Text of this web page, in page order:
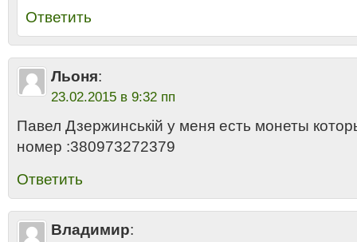
Ответить
Льоня:
23.02.2015 в 9:32 пп
Павел Дзержинській у меня есть монеты
номер :380973272379
Ответить
Владимир: